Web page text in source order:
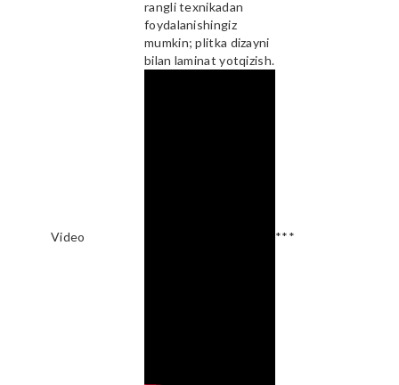
rangli texnikadan
foydalanishingiz
mumkin; plitka dizayni
bilan laminat yotqizish.
Video ***